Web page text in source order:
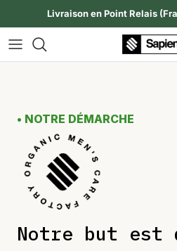
Livraison en Point Relais
• NOTRE DÉMARCHE
Notre but est